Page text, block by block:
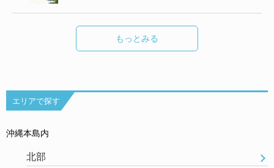
もっとみる
エリアで探す
沖縄本島内
北部